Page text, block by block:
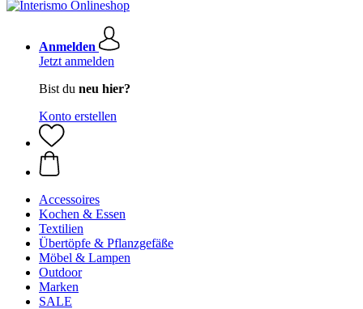
Anmelden
Jetzt anmelden
Bist du neu hier?
Konto erstellen
Accessoires
Kochen & Essen
Textilien
Übertöpfe & Pflanzgefäße
Möbel & Lampen
Outdoor
Marken
SALE